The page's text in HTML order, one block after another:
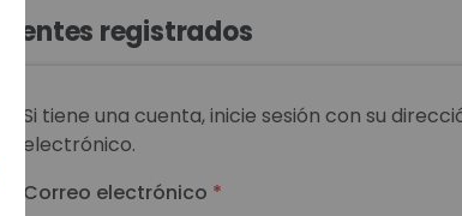
Clientes registrados
Si tiene una cuenta, inicie sesión con su
electrónico.
Correo electrónico